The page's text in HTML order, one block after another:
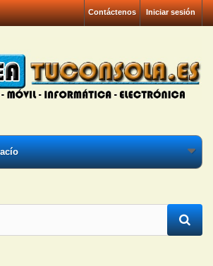
Iniciar sesión
Contáctenos